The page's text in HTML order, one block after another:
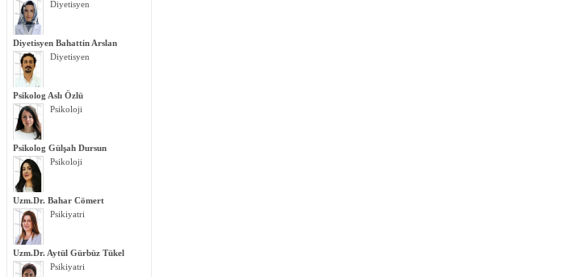
Diyetisyen
Diyetisyen Bahattin Arslan
Diyetisyen
Psikolog Aslı Özlü
Psikoloji
Psikolog Gülşah Dursun
Psikoloji
Uzm.Dr. Bahar Cömert
Psikiyatri
Uzm.Dr. Aytül Gürbüz Tükel
Psikiyatri